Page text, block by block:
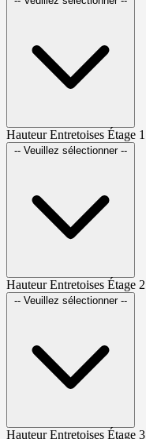
Hauteur Entretoises Étage 1
-- Veuillez sélectionner --
Hauteur Entretoises Étage 2
-- Veuillez sélectionner --
Hauteur Entretoises Étage 3